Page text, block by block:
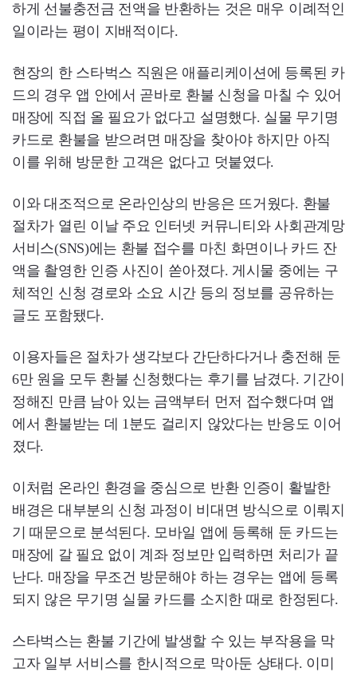
하게 선불충전금 전액을 반환하는 것은 매우 이례적인
일이라는 평이 지배적이다.
현장의 한 스타벅스 직원은 애플리케이션에 등록된 카
드의 경우 앱 안에서 곧바로 환불 신청을 마칠 수 있어
매장에 직접 올 필요가 없다고 설명했다. 실물 무기명
카드로 환불을 받으려면 매장을 찾아야 하지만 아직
이를 위해 방문한 고객은 없다고 덧붙였다.
이와 대조적으로 온라인상의 반응은 뜨거웠다. 환불
절차가 열린 이날 주요 인터넷 커뮤니티와 사회관계망
서비스(SNS)에는 환불 접수를 마친 화면이나 카드 잔
액을 촬영한 인증 사진이 쏟아졌다. 게시물 중에는 구
체적인 신청 경로와 소요 시간 등의 정보를 공유하는
글도 포함됐다.
이용자들은 절차가 생각보다 간단하다거나 충전해 둔
6만 원을 모두 환불 신청했다는 후기를 남겼다. 기간이
정해진 만큼 남아 있는 금액부터 먼저 접수했다며 앱
에서 환불받는 데 1분도 걸리지 않았다는 반응도 이어
졌다.
이처럼 온라인 환경을 중심으로 반환 인증이 활발한
배경은 대부분의 신청 과정이 비대면 방식으로 이뤄지
기 때문으로 분석된다. 모바일 앱에 등록해 둔 카드는
매장에 갈 필요 없이 계좌 정보만 입력하면 처리가 끝
난다. 매장을 무조건 방문해야 하는 경우는 앱에 등록
되지 않은 무기명 실물 카드를 소지한 때로 한정된다.
스타벅스는 환불 기간에 발생할 수 있는 부작용을 막
고자 일부 서비스를 한시적으로 막아둔 상태다. 이미